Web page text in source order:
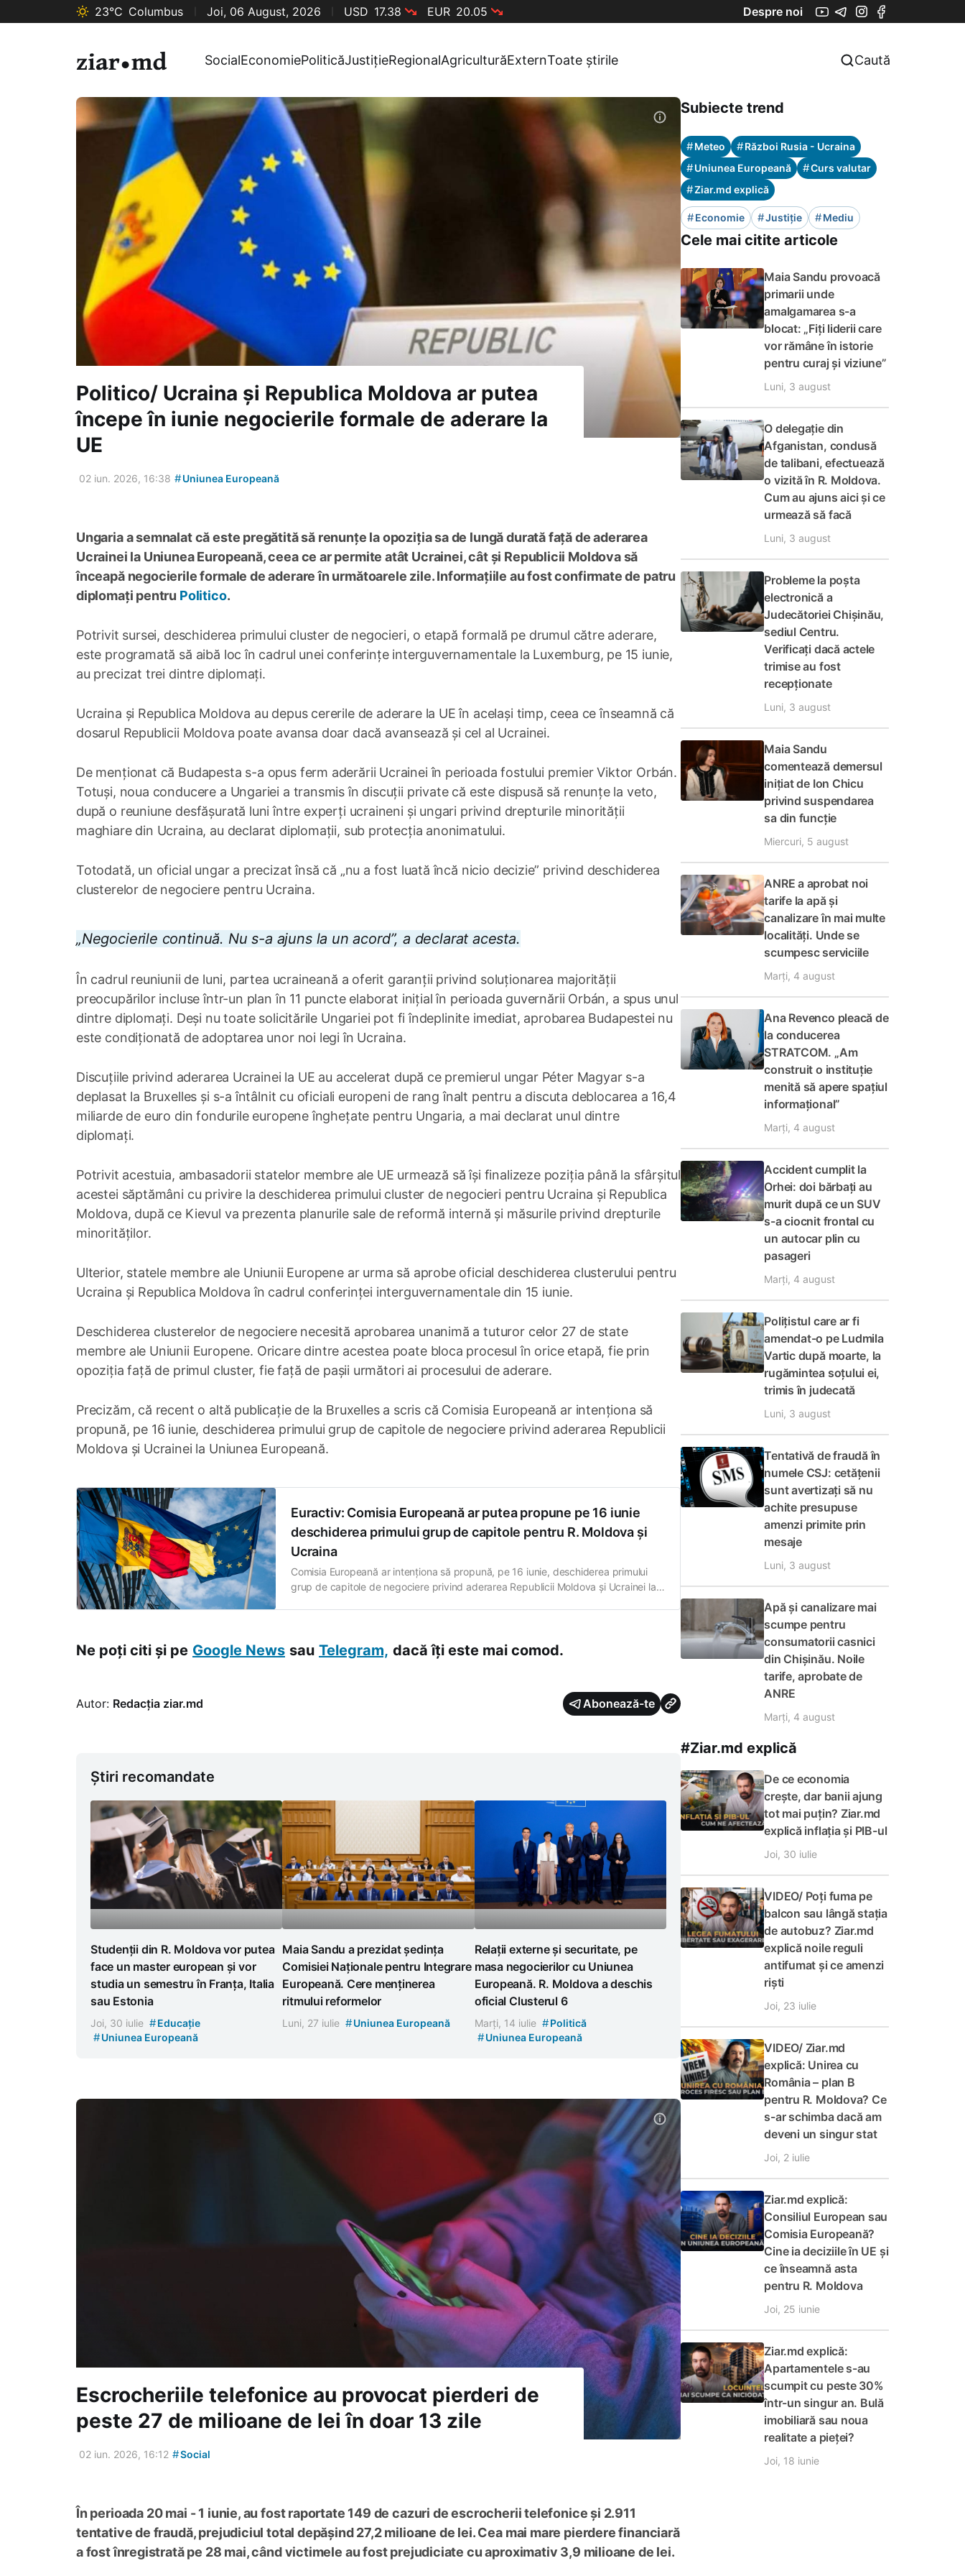
23°C Columbus Joi, 06 August, 2026 USD 17.38 EUR 20.05 Despre noi
SocialEconomiePoliticăJustițieRegionalAgriculturăExternToate știrile Caută
Politico/ Ucraina și Republica Moldova ar putea
începe în iunie negocierile formale de aderare la
UE
02 iun. 2026, 16:38 #Uniunea Europeană
Ungaria a semnalat că este pregătită să renunțe la opoziția sa de lungă durată față de aderarea
Ucrainei la Uniunea Europeană, ceea ce ar permite atât Ucrainei, cât și Republicii Moldova să
înceapă negocierile formale de aderare în următoarele zile. Informațiile au fost confirmate de patru
diplomați pentru Politico.
Potrivit sursei, deschiderea primului cluster de negocieri, o etapă formală pe drumul către aderare,
este programată să aibă loc în cadrul unei conferințe interguvernamentale la Luxemburg, pe 15 iunie,
au precizat trei dintre diplomați.
Ucraina și Republica Moldova au depus cererile de aderare la UE în același timp, ceea ce înseamnă că
dosarul Republicii Moldova poate avansa doar dacă avansează și cel al Ucrainei.
De menționat că Budapesta s-a opus ferm aderării Ucrainei în perioada fostului premier Viktor Orbán.
Totuși, noua conducere a Ungariei a transmis în discuții private că este dispusă să renunțe la veto,
după o reuniune desfășurată luni între experți ucraineni și ungari privind drepturile minorității
maghiare din Ucraina, au declarat diplomații, sub protecția anonimatului.
Totodată, un oficial ungar a precizat însă că „nu a fost luată încă nicio decizie” privind deschiderea
clusterelor de negociere pentru Ucraina.
„Negocierile continuă. Nu s-a ajuns la un acord”, a declarat acesta.
În cadrul reuniunii de luni, partea ucraineană a oferit garanții privind soluționarea majorității
preocupărilor incluse într-un plan în 11 puncte elaborat inițial în perioada guvernării Orbán, a spus unul
dintre diplomați. Deși nu toate solicitările Ungariei pot fi îndeplinite imediat, aprobarea Budapestei nu
este condiționată de adoptarea unor noi legi în Ucraina.
Discuțiile privind aderarea Ucrainei la UE au accelerat după ce premierul ungar Péter Magyar s-a
deplasat la Bruxelles și s-a întâlnit cu oficiali europeni de rang înalt pentru a discuta deblocarea a 16,4
miliarde de euro din fondurile europene înghețate pentru Ungaria, a mai declarat unul dintre
diplomați.
Potrivit acestuia, ambasadorii statelor membre ale UE urmează să își finalizeze poziția până la sfârșitul
acestei săptămâni cu privire la deschiderea primului cluster de negocieri pentru Ucraina și Republica
Moldova, după ce Kievul va prezenta planurile sale de reformă internă și măsurile privind drepturile
minorităților.
Ulterior, statele membre ale Uniunii Europene ar urma să aprobe oficial deschiderea clusterului pentru
Ucraina și Republica Moldova în cadrul conferinței interguvernamentale din 15 iunie.
Deschiderea clusterelor de negociere necesită aprobarea unanimă a tuturor celor 27 de state
membre ale Uniunii Europene. Oricare dintre acestea poate bloca procesul în orice etapă, fie prin
opoziția față de primul cluster, fie față de pașii următori ai procesului de aderare.
Precizăm, că recent o altă publicație de la Bruxelles a scris că Comisia Europeană ar intenționa să
propună, pe 16 iunie, deschiderea primului grup de capitole de negociere privind aderarea Republicii
Moldova și Ucrainei la Uniunea Europeană.
Euractiv: Comisia Europeană ar putea propune pe 16 iunie
deschiderea primului grup de capitole pentru R. Moldova și
Ucraina
Comisia Europeană ar intenționa să propună, pe 16 iunie, deschiderea primului
grup de capitole de negociere privind aderarea Republicii Moldova și Ucrainei la
Ne poți citi și pe Google News sau Telegram, dacă îți este mai comod.
Autor: Redacția ziar.md Abonează-te
Știri recomandate
Studenții din R. Moldova vor putea
face un master european și vor
studia un semestru în Franța, Italia
sau Estonia
Joi, 30 iulie #Educație
#Uniunea Europeană
Maia Sandu a prezidat ședința
Comisiei Naționale pentru Integrare
Europeană. Cere menținerea
ritmului reformelor
Luni, 27 iulie #Uniunea Europeană
Relații externe și securitate, pe
masa negocierilor cu Uniunea
Europeană. R. Moldova a deschis
oficial Clusterul 6
Marți, 14 iulie #Politică
#Uniunea Europeană
Escrocheriile telefonice au provocat pierderi de
peste 27 de milioane de lei în doar 13 zile
02 iun. 2026, 16:12 #Social
În perioada 20 mai - 1 iunie, au fost raportate 149 de cazuri de escrocherii telefonice și 2.911
tentative de fraudă, prejudiciul total depășind 27,2 milioane de lei. Cea mai mare pierdere financiară
a fost înregistrată pe 28 mai, când victimele au fost prejudiciate cu aproximativ 3,9 milioane de lei.
Subiecte trend
#Meteo #Război Rusia - Ucraina
#Uniunea Europeană #Curs valutar
#Ziar.md explică
#Economie #Justiție #Mediu
Cele mai citite articole
Maia Sandu provoacă
primarii unde
amalgamarea s-a
blocat: „Fiți liderii care
vor rămâne în istorie
pentru curaj și viziune”
Luni, 3 august
O delegație din
Afganistan, condusă
de talibani, efectuează
o vizită în R. Moldova.
Cum au ajuns aici și ce
urmează să facă
Luni, 3 august
Probleme la poșta
electronică a
Judecătoriei Chișinău,
sediul Centru.
Verificați dacă actele
trimise au fost
recepționate
Luni, 3 august
Maia Sandu
comentează demersul
inițiat de Ion Chicu
privind suspendarea
sa din funcție
Miercuri, 5 august
ANRE a aprobat noi
tarife la apă și
canalizare în mai multe
localități. Unde se
scumpesc serviciile
Marți, 4 august
Ana Revenco pleacă de
la conducerea
STRATCOM. „Am
construit o instituție
menită să apere spațiul
informațional”
Marți, 4 august
Accident cumplit la
Orhei: doi bărbați au
murit după ce un SUV
s-a ciocnit frontal cu
un autocar plin cu
pasageri
Marți, 4 august
Polițistul care ar fi
amendat-o pe Ludmila
Vartic după moarte, la
rugămintea soțului ei,
trimis în judecată
Luni, 3 august
Tentativă de fraudă în
numele CSJ: cetățenii
sunt avertizați să nu
achite presupuse
amenzi primite prin
mesaje
Luni, 3 august
Apă și canalizare mai
scumpe pentru
consumatorii casnici
din Chișinău. Noile
tarife, aprobate de
ANRE
Marți, 4 august
#Ziar.md explică
De ce economia
crește, dar banii ajung
tot mai puțin? Ziar.md
explică inflația și PIB-ul
Joi, 30 iulie
VIDEO/ Poți fuma pe
balcon sau lângă stația
de autobuz? Ziar.md
explică noile reguli
antifumat și ce amenzi
riști
Joi, 23 iulie
VIDEO/ Ziar.md
explică: Unirea cu
România – plan B
pentru R. Moldova? Ce
s-ar schimba dacă am
deveni un singur stat
Joi, 2 iulie
Ziar.md explică:
Consiliul European sau
Comisia Europeană?
Cine ia deciziile în UE și
ce înseamnă asta
pentru R. Moldova
Joi, 25 iunie
Ziar.md explică:
Apartamentele s-au
scumpit cu peste 30%
într-un singur an. Bulă
imobiliară sau noua
realitate a pieței?
Joi, 18 iunie